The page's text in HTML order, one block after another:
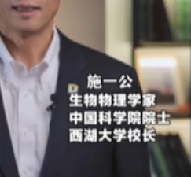
国际科学表演大赛优胜
毕业生求职创业补贴申
南省技术创新中心开始
50.4% 总体保持扩张